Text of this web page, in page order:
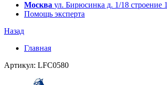
Москва ул. Бирюсинка д. 1/18 строение 1
Помощь эксперта
Назад
Главная
Артикул: LFC0580